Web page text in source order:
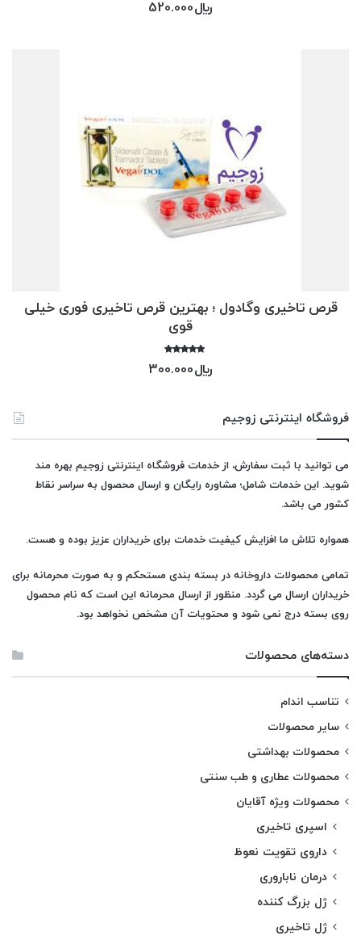
4.17 ﷼520.000
قرص تاخیری وگادول ؛ بهترین قرص تاخیری فوری خیلی
قوی
4.33 ﷼300.000
فروشگاه اینترنتی زوجیم
می توانید با ثبت سفارش، از خدمات فروشگاه اینترنتی زوجیم بهره مند
شوید. این خدمات شامل؛ مشاوره رایگان و ارسال محصول به سراسر نقاط
کشور می باشد.
همواره تلاش ما افزایش کیفیت خدمات برای خریداران عزیز بوده و هست.
تمامی محصولات داروخانه در بسته بندی مستحکم و به صورت محرمانه برای
خریداران ارسال می گردد. منظور از ارسال محرمانه این است که نام محصول
روی بسته درج نمی شود و محتویات آن مشخص نخواهد بود.
دسته‌های محصولات
تناسب اندام
سایر محصولات
محصولات بهداشتی
محصولات عطاری و طب سنتی
محصولات ویژه آقایان
اسپری تاخیری
داروی تقویت نعوظ
درمان ناباروری
ژل بزرگ کننده
ژل تاخیری